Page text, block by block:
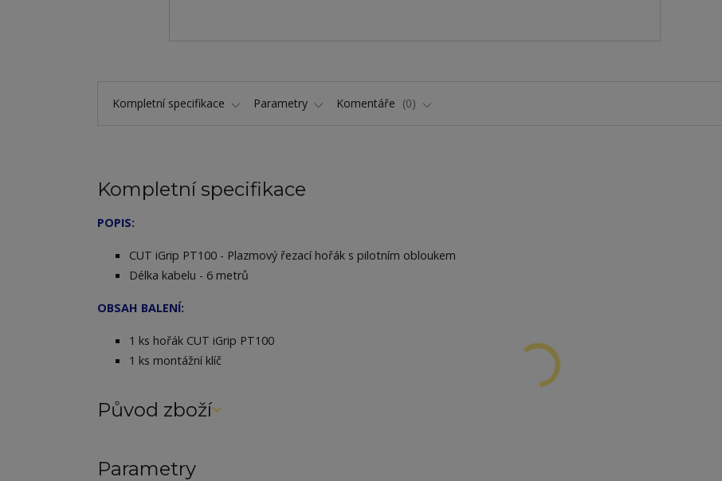
Kompletní specifikace Parametry Komentáře 0
Kompletní specifikace
POPIS:
CUT iGrip PT100 - Plazmový řezací hořák s pilotním obloukem
Délka kabelu - 6 metrů
OBSAH BALENÍ:
1 ks hořák CUT iGrip PT100
1 ks montážní klíč
Původ zboží
Parametry